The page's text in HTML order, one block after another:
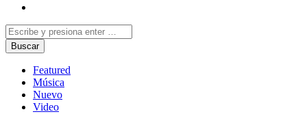
Featured
Música
Nuevo
Video